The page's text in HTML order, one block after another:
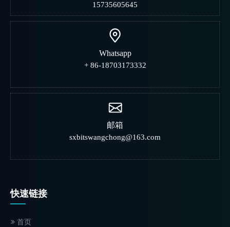
15735605645
Whatsapp
+ 86-18703173332
邮箱
sxbitswangchong@163.com
快速链接
首页